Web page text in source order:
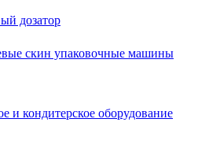
дозатор
скин упаковочные машины
и кондитерское оборудование